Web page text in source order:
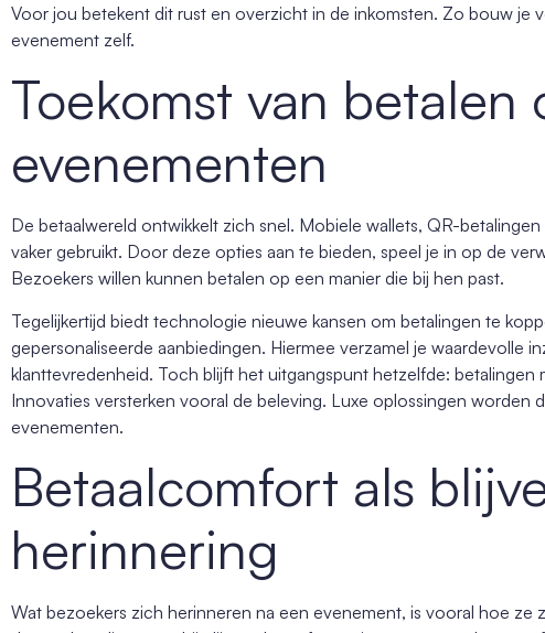
Voor jou betekent dit rust en overzicht in de inkomsten. Zo bouw je
evenement zelf.
Toekomst van betalen
evenementen
De betaalwereld ontwikkelt zich snel. Mobiele wallets, QR-
vaker gebruikt. Door deze opties aan te bieden, speel je in op de
Bezoekers willen kunnen betalen op een manier die bij hen past.
Tegelijkertijd biedt technologie nieuwe kansen om betalingen te
gepersonaliseerde aanbiedingen. Hiermee verzamel je waardevolle
klanttevredenheid. Toch blijft het uitgangspunt hetzelfde: betalingen
Innovaties versterken vooral de beleving. Luxe oplossingen worden
evenementen.
Betaalcomfort als
herinnering
Wat bezoekers zich herinneren na een evenement, is vooral hoe ze